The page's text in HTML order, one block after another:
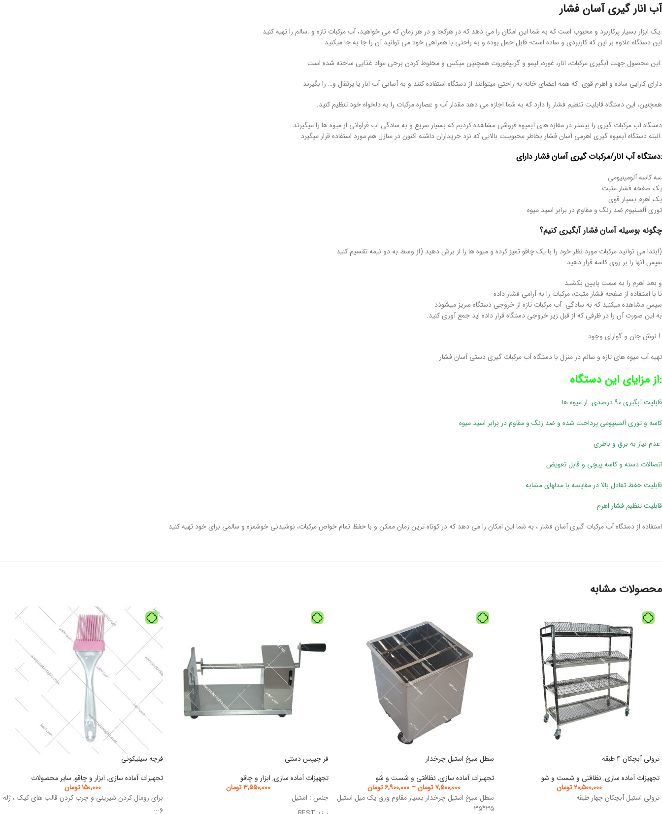
آب انار گیری آسان فشار
.یک ابزار بسیار پرکاربرد و محبوب است که به شما این امکان را می دهد که در هرکجا و در هر زمان که می خواهید، آب مرکبات تازه و .سالم را تهیه کنید
این دستگاه علاوه بر این که کاربردی و ساده است؛ قابل حمل بوده و به راحتی با همراهی خود می توانید آن را جا به جا میکنید
.این محصول جهت آبگیری مرکبات، انار، غوره، لیمو و گریپفوروت همچنین میکس و مخلوط کردن برخی مواد غذایی ساخته شده است
دارای کارایی ساده و اهرم قوی که همه اعضای خانه به راحتی میتوانند از دستگاه استفاده کنند و به آسانی آب انار یا پرتقال و… را بگیرند
همچنین، این دستگاه قابلیت تنظیم فشار را دارد که به شما اجازه می دهد مقدار آب و عصاره مرکبات را به دلخواه خود تنظیم کنید.
دستگاه آب مرکبات گیری را بیشتر در مغازه های آبمیوه فروشی مشاهده کردیم که بسیار سریع و به سادگی آب فراوانی از میوه ها را میگیرند
.البته دستگاه آبمیوه گیری اهرمی آسان فشار بخاطر محبوبیت بالایی که نزد خریداران داشته اکنون در منازل هم مورد استفاده قرار میگیرد
:دستگاه آب انار/مرکبات گیری آسان فشار دارای
سه کاسه آلومینیومی
یک صفحه فشار مثبت
یک اهرم بسیار قوی
توری آلمینیوم ضد زنگ و مقاوم در برابر اسید میوه
چگونه بوسیله آسان فشار آبگیری کنیم؟
(ابتدا می توانید مرکبات مورد نظر خود را با یک چاقو تمیز کرده و میوه ها را از برش دهید (از وسط به دو نیمه تقسیم کنید
سپس آنها را بر روی کاسه قرار دهید
و بعد اهرم را به سمت پایین بکشید
تا با استفاده از صفحه فشار مثبت، مرکبات را به آرامی فشار داده
سپس مشاهده میکنید که به سادگی آب مرکبات تازه از خروجی دستگاه سریز میشوذد
به این صورت آن را در ظرفی که از قبل زیر خروجی دستگاه قرار داده اید جمع آوری کنید.
! نوش جان و گوارای وجود
تهیه آب میوه های تازه و سالم در منزل با دستگاه آب مرکبات گیری دستی آسان فشار
:از مزایای این دستگاه
قابلیت آبگیری 90 درصدی از میوه ها
کاسه و توری آلمینیومی پرداخت شده و ضد زنگ و مقاوم در برابر اسید میوه
عدم نیاز به برق و باطری
اتصالات دسته و کاسه پیچی و قابل تعویض
قابلیت حفظ تعادل بالا در مقایسه با مدلهای مشابه
قابلیت تنظیم فشار اهرم
استفاده از دستگاه آب مرکبات گیری آسان فشار ، به شما این امکان را می دهد که در کوتاه ترین زمان ممکن و با حفظ تمام خواص مرکبات، نوشیدنی خوشمزه و سالمی برای خود تهیه کنید
محصولات مشابه
ترولی آبچکان ۴ طبقه
تجهیزات آماده سازی, نظافتی و شست و شو
۲۰,۵۰۰,۰۰۰تومان
ترولی استیل آبچکان چهار طبقه
سطل سیخ استیل چرخدار
تجهیزات آماده سازی, نظافتی و شست و شو
۷,۵۰۰,۰۰۰ تومان – ۶,۹۰۰,۰۰۰ تومان
سطل سیخ استیل چرخدار بسیار مقاوم ورق یک میل استیل
۳۵*۳۵
فر چیپس دستی
تجهیزات آماده سازی, ابزار و چاقو
۳,۵۵۰,۰۰۰تومان
جنس : استیل
فرچه سیلیکونی
تجهیزات آماده سازی, ابزار و چاقو, سایر محصولات
۱۵۰,۰۰۰تومان
برای رومال کردن شیرینی و چرب کردن قالب های کیک ، ژله
و...